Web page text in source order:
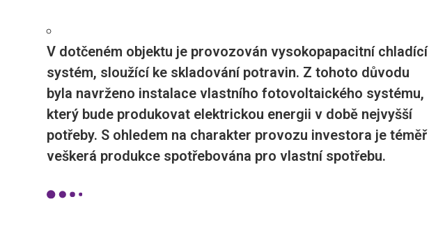
V dotčeném objektu je provozován vysokopapacitní chladící
systém, sloužící ke skladování potravin. Z tohoto důvodu
byla navrženo instalace vlastního fotovoltaického systému,
který bude produkovat elektrickou energii v době nejvyšší
potřeby. S ohledem na charakter provozu investora je téměř
veškerá produkce spotřebována pro vlastní spotřebu.